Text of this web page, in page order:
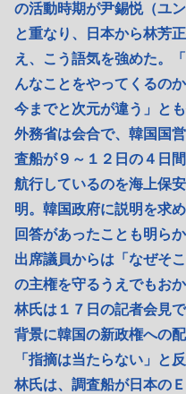
の活動時期が尹錫悦（ユ
と重なり、日本から林芳
え、こう語気を強めた。
んなことをやってくるの
今までと次元が違う」とも
外務省は会合で、韓国国
査船が９～１２日の４日
航行しているのを海上保
明。韓国政府に説明を求
回答があったことも明らか
出席議員からは「なぜそ
の主権を守るうえでもお
林氏は１７日の記者会見
背景に韓国の新政権への
「指摘は当たらない」と反
林氏は、調査船が日本の